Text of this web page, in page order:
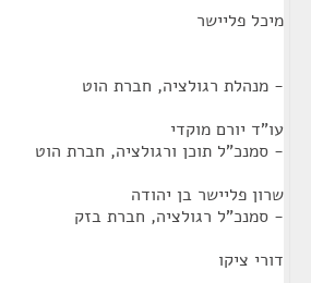
מיכל פליישר
- מנהלת רגולציה, חברת הוט
עו"ד יורם מוקדי
- סמנכ"ל תוכן ורגולציה, חברת הוט
שרון פליישר בן יהודה
- סמנכ"ל רגולציה, חברת בזק
דורי ציקו